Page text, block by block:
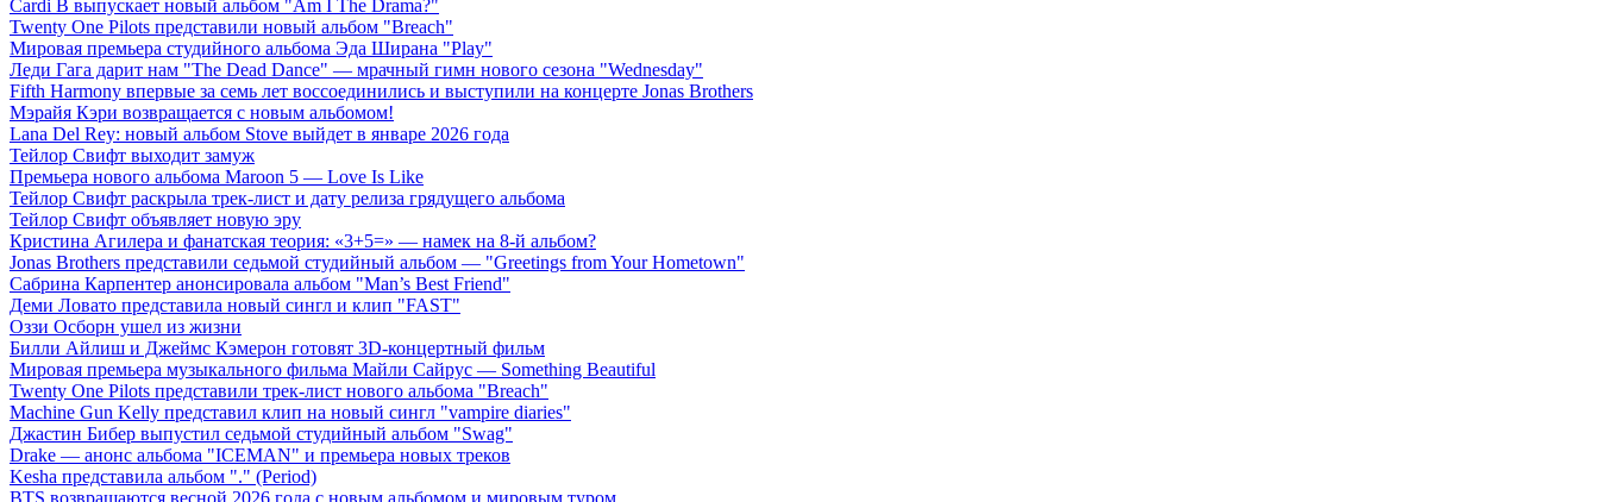
Cardi B выпускает новый альбом "Am I The Drama?"
Twenty One Pilots представили новый альбом "Breach"
Мировая премьера студийного альбома Эда Ширана "Play"
Леди Гага дарит нам "The Dead Dance" — мрачный гимн нового сезона "Wednesday"
Fifth Harmony впервые за семь лет воссоединились и выступили на концерте Jonas Brothers
Мэрайя Кэри возвращается с новым альбомом!
Lana Del Rey: новый альбом Stove выйдет в январе 2026 года
Тейлор Свифт выходит замуж
Премьера нового альбома Maroon 5 — Love Is Like
Тейлор Свифт раскрыла трек-лист и дату релиза грядущего альбома
Тейлор Свифт объявляет новую эру
Кристина Агилера и фанатская теория: «3+5=» — намек на 8-й альбом?
Jonas Brothers представили седьмой студийный альбом — "Greetings from Your Hometown"
Сабрина Карпентер анонсировала альбом "Man’s Best Friend"
Деми Ловато представила новый сингл и клип "FAST"
Оззи Осборн ушел из жизни
Билли Айлиш и Джеймс Кэмерон готовят 3D-концертный фильм
Мировая премьера музыкального фильма Майли Сайрус — Something Beautiful
Twenty One Pilots представили трек-лист нового альбома "Breach"
Machine Gun Kelly представил клип на новый сингл "vampire diaries"
Джастин Бибер выпустил седьмой студийный альбом "Swag"
Drake — анонс альбома "ICEMAN" и премьера новых треков
Kesha представила альбом "." (Period)
BTS возвращаются весной 2026 года с новым альбомом и мировым туром